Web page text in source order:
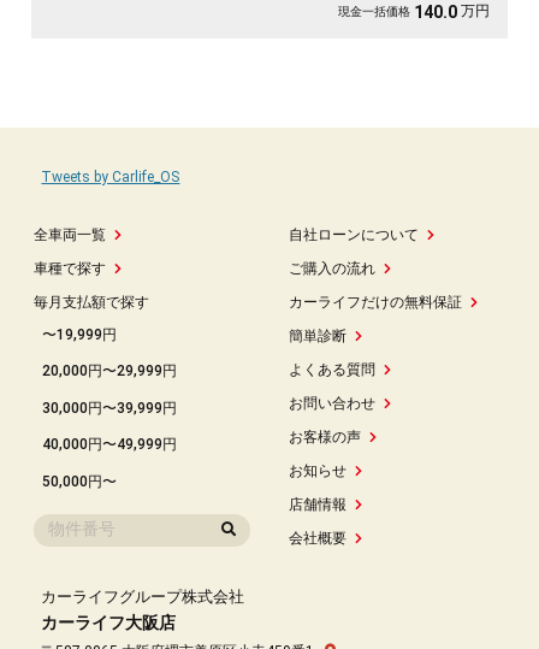
現金一括価格 140.0 万円
全車両一覧
車種で探す
毎月支払額で探す
〜19,999円
20,000円〜29,999円
30,000円〜39,999円
40,000円〜49,999円
50,000円〜
自社ローンについて
ご購入の流れ
カーライフだけの無料保証
簡単診断
よくある質問
お問い合わせ
お客様の声
お知らせ
店舗情報
会社概要
Tweets by Carlife_OS
カーライフグループ株式会社
カーライフ大阪店